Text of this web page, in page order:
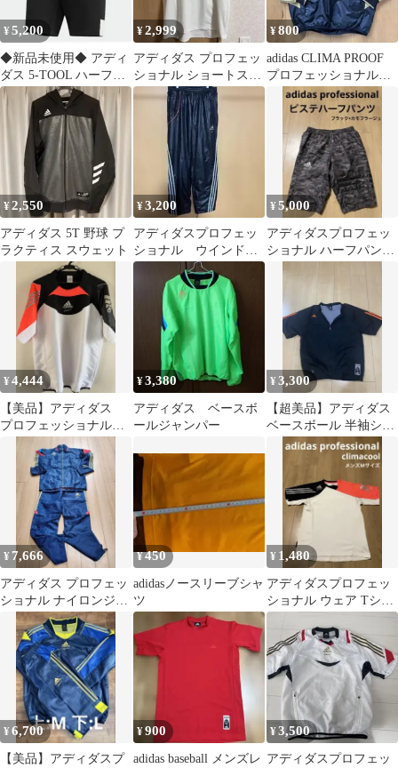
¥5,200
◆新品未使用◆ アディ
ダス 5-TOOL ハーフパ
ンツ BK Oサイズ
¥2,999
アディダス プロフェッ
ショナル ショートスリ
ーブ Lサイズ
¥800
adidas CLIMA PROOF
プロフェッショナルウ
ェア 150
¥2,550
アディダス 5T 野球 プ
ラクティス スウェット
¥3,200
アディダスプロフェッ
ショナル ウインドブ
レーカーパンツ L
¥5,000
アディダスプロフェッ
ショナル ハーフパンツ
¥4,444
【美品】アディダス
プロフェッショナル
ウィンドブレー
カー M
¥3,380
アディダス ベースボ
ールジャンパー
¥3,300
【超美品】アディダス
ベースボール 半袖シャ
ツ オレンジ ジャイア
¥ 7,666
アディダス プロフェッ
ショナル ナイロンジャ
ケット セットアップ 上
下 Sサイズ
¥450
adidasノースリーブシャ
ツ
¥ 1,480
アディダスプロフェッ
ショナル ウェア Tシャ
ツ 半袖 メンズ M メッ
シュ 野球
¥6,700
【美品】アディダスプ
¥900
adidas baseball メンズレ
¥3,500
アディダスプロフェッ